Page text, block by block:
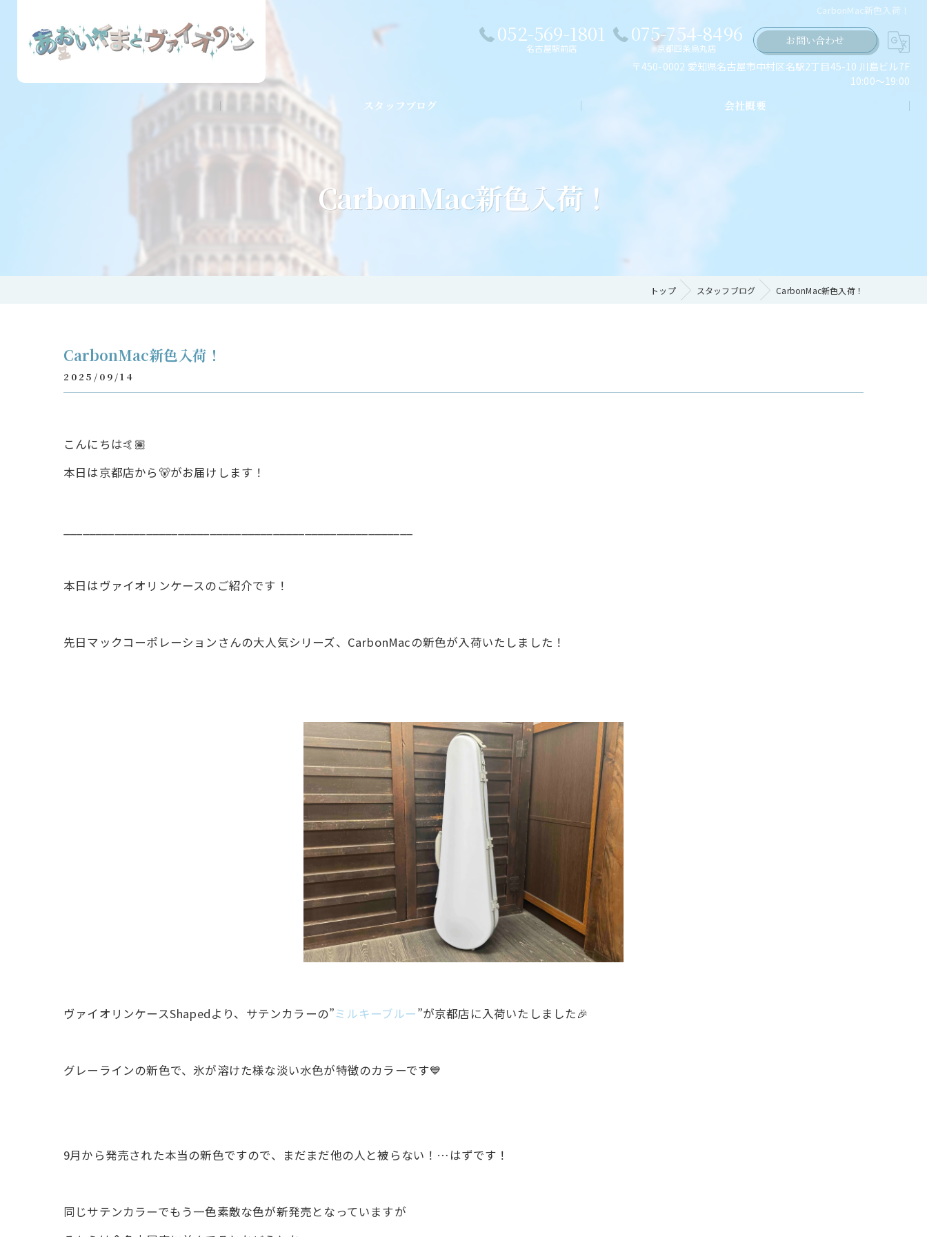
CarbonMac新色入荷！
052-569-1801
名古屋駅前店
075-754-8496
京都四条烏丸店
お問い合わせ
〒450-0002 愛知県名古屋市中村区名駅2丁目45-10 川島ビル7F
10:00～19:00
スタッフブログ 会社概要
CarbonMac新色入荷！
トップ スタッフブログ CarbonMac新色入荷！
CarbonMac新色入荷！
2025/09/14
こんにちは🤙🏽
本日は京都店から🐻がお届けします！
本日はヴァイオリンケースのご紹介です！
先日マックコーポレーションさんの大人気シリーズ、CarbonMacの新色が入荷いたしました！
ヴァイオリンケースShapedより、サテンカラーの”ミルキーブルー”が京都店に入荷いたしました🎉
グレーラインの新色で、氷が溶けた様な淡い水色が特徴のカラーです💙
9月から発売された本当の新色ですので、まだまだ他の人と被らない！…はずです！
同じサテンカラーでもう一色素敵な色が新発売となっていますが